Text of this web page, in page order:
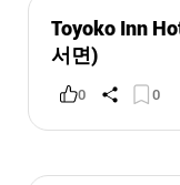
Toyoko Inn
서면)
0 0